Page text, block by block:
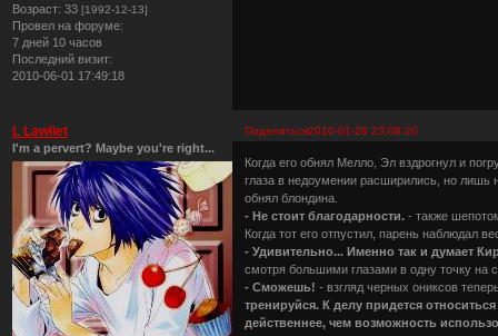
Возраст: 33 [1992-12-13]
Провел на форуме:
7 дней 10 часов
Последний визит:
2010-06-01 17:49:18
Поделиться2010-01-28 23:08:20
L Lawliet
I'm a pervert? Maybe you're right...
Когда его обнял Мелло, Эл вздрогнул и
глаза в недоумении расширились, но лишь
обнял блондина.
- Не стоит благодарности. - также
Когда тот его отпустил, парень наблюдал
- Удивительно... Именно так и думает
смотря большими глазами в одну точку на
- Сможешь! - взгляд черных ониксов
тренируйся. К делу придется
действеннее, чем возможность